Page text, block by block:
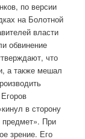
по версии
на Болотной
власти
обвинение
что
а также мешал
в сторону
предмет». При
зрение. Его